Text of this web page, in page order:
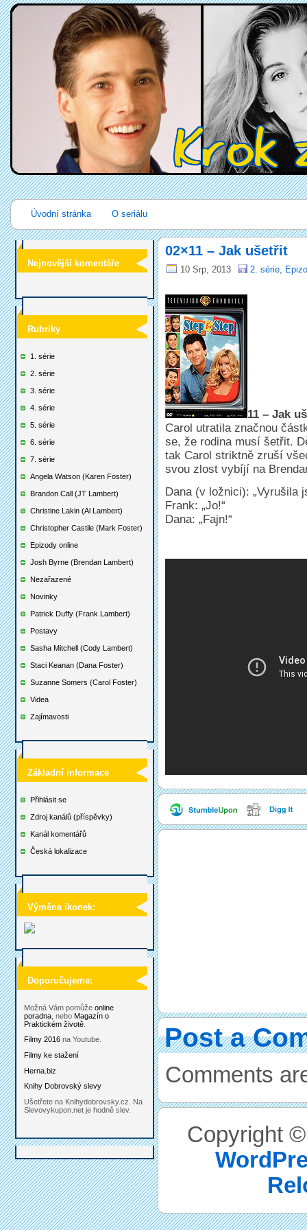
Úvodní stránka O seriálu
Nejnovější komentáře
Rubriky
1. série
2. série
3. série
4. série
5. série
6. série
7. série
Angela Watson (Karen Foster)
Brandon Call (JT Lambert)
Christine Lakin (Al Lambert)
Christopher Castile (Mark Foster)
Epizody online
Josh Byrne (Brendan Lambert)
Nezařazené
Novinky
Patrick Duffy (Frank Lambert)
Postavy
Sasha Mitchell (Cody Lambert)
Staci Keanan (Dana Foster)
Suzanne Somers (Carol Foster)
Videa
Zajímavosti
Základní informace
Přihlásit se
Zdroj kanálů (příspěvky)
Kanál komentářů
Česká lokalizace
Výměna ikonek:
Doporučujeme:
Možná Vám pomůže online
poradna , nebo Magazín o
Praktickém životě
Filmy 2016 na Youtube.
Filmy ke stažení
Herna.biz
Knihy Dobrovský slevy
Ušetřete na Knihydobrovsky.cz. Na
Slevovykupon.net je hodně slev.
02×11 – Jak ušetřit
10 Srp, 2013 2. série,
11 – Jak
Carol utratila značnou
se, že rodina musí šetřit.
tak Carol striktně zruší
svou zlost vybíjí na
Dana (v ložnici): „Vyrušila
Frank: „Jo!“
Dana: „Fajn!“
Post a
Comments
Copyright